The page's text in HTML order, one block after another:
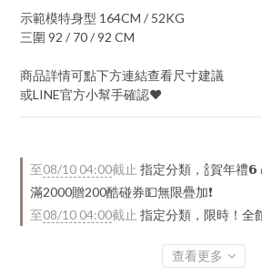
示範模特身型 164CM / 52KG
三圍 92 / 70 / 92 CM
商品詳情可點下方連結查看尺寸建議
或LINE官方小幫手確認♥
至08/10 04:00截止 指定分類，🍾賀年禮️
滿2000贈200酷碰券💵無限疊加❗
至08/10 04:00截止 指定分類，限時！全
查看更多